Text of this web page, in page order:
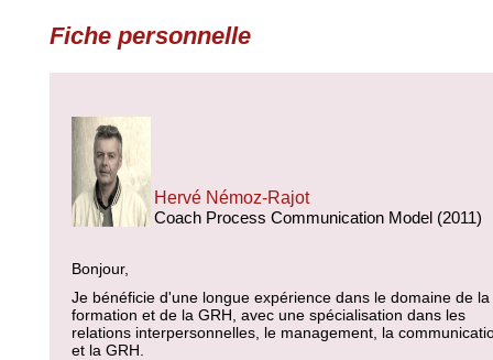
Fiche personnelle
Hervé Némoz-Rajot
Coach Process Communication Model (2011)
Bonjour,
Je bénéficie d'une longue expérience dans le domaine de la
formation et de la GRH, avec une spécialisation dans les
relations interpersonnelles, le management, la
et la GRH.